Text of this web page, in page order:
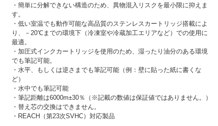
・簡単に分解できない構造のため、異物混入リスクを最小限に抑えま
す。
・低い室温でも動作可能な高品質のステンレスカートリッジ搭載によ
り、－20℃までの環境下（冷凍室や冷蔵加工エリアなど）での使用に
最適。
・加圧式インクカートリッジを使用のため、湿ったり油分のある環境
でも筆記可能。
・水平、もしくは逆さまでも筆記可能（例：壁に貼った紙に書くな
ど）
・水中でも筆記可能
・筆記距離は6000m±30％（※記載の数値は保証値ではありません。）
・替え芯の交換はできません。
・REACH（第23次SVHC）対応製品